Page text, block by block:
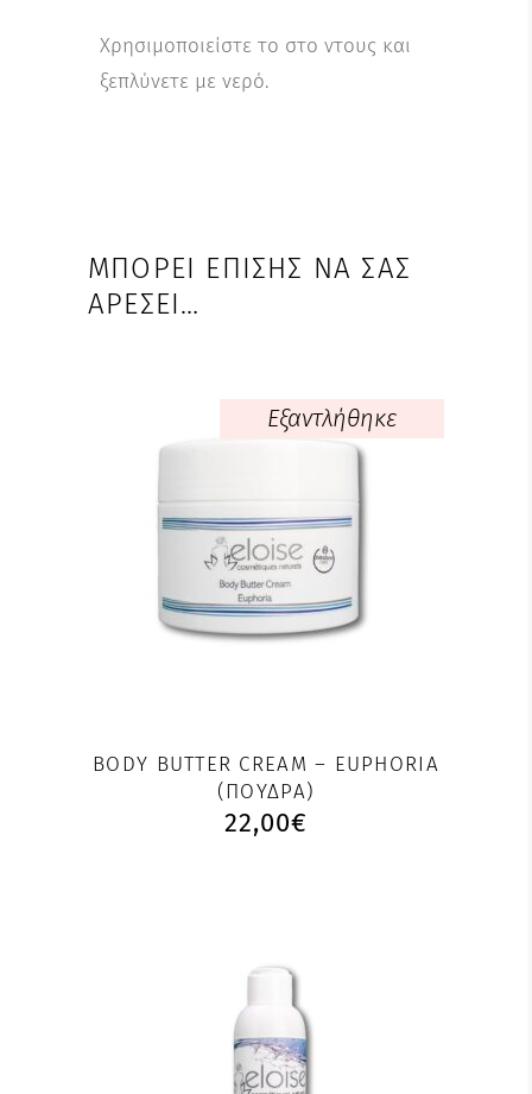
Χρησιμοποιείστε το στο ντους και
ξεπλύνετε με νερό.
ΜΠΟΡΕΊ ΕΠΊΣΗΣ ΝΑ ΣΑΣ
ΑΡΈΣΕΙ…
Εξαντλήθηκε
BODY BUTTER CREAM – EUPHORIA
(ΠΟΎΔΡΑ)
22,00€